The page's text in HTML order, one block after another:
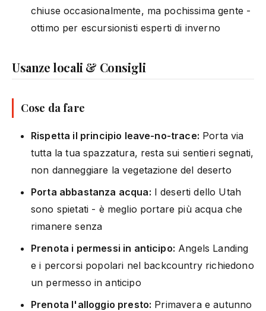
chiuse occasionalmente, ma pochissima gente -
ottimo per escursionisti esperti di inverno
Usanze locali & Consigli
Cose da fare
Rispetta il principio leave-no-trace: Porta via
tutta la tua spazzatura, resta sui sentieri segnati,
non danneggiare la vegetazione del deserto
Porta abbastanza acqua: I deserti dello Utah
sono spietati - è meglio portare più acqua che
rimanere senza
Prenota i permessi in anticipo: Angels Landing
e i percorsi popolari nel backcountry richiedono
un permesso in anticipo
Prenota l'alloggio presto: Primavera e autunno